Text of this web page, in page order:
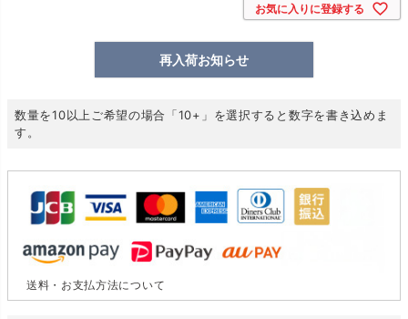
お気に入りに登録する
再入荷お知らせ
数量を10以上ご希望の場合「10+」を選択すると数字を書き込めま
す。
送料・お支払方法について